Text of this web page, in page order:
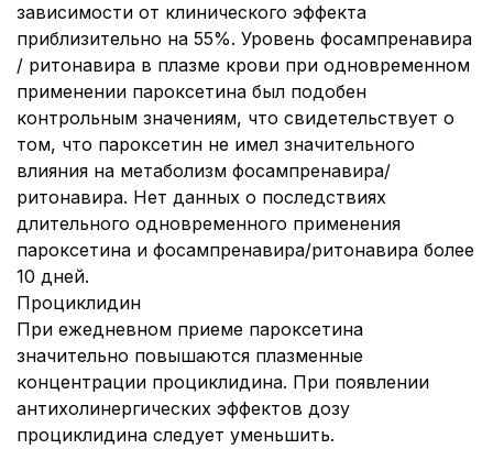
зависимости от клинического эффекта
приблизительно на 55%. Уровень фосампренавира
/ ритонавира в плазме крови при одновременном
применении пароксетина был подобен
контрольным значениям, что свидетельствует о
том, что пароксетин не имел значительного
влияния на метаболизм фосампренавира/
ритонавира. Нет данных о последствиях
длительного одновременного применения
пароксетина и фосампренавира/ритонавира более
10 дней.
Проциклидин
При ежедневном приеме пароксетина
значительно повышаются плазменные
концентрации проциклидина. При появлении
антихолинергических эффектов дозу
проциклидина следует уменьшить.